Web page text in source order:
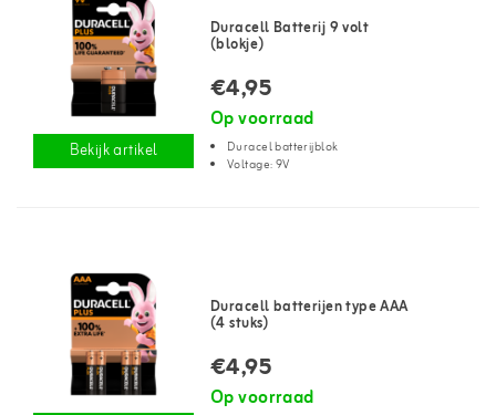
Bekijk artikel
Duracell Batterij 9 volt
(blokje)
€4,95
Op voorraad
Duracel batterijblok
Voltage: 9V
Duracell batterijen type AAA
(4 stuks)
€4,95
Op voorraad